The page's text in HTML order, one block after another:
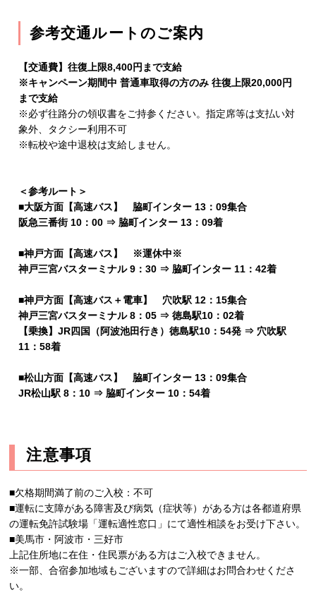
参考交通ルートのご案内
【交通費】往復上限8,400円まで支給
※キャンペーン期間中 普通車取得の方のみ 往復上限20,000円
まで支給
※必ず往路分の領収書をご持参ください。指定席等は支払い対
象外、タクシー利用不可
※転校や途中退校は支給しません。
＜参考ルート＞
■大阪方面【高速バス】 脇町インター 13：09集合
阪急三番街 10：00 ⇒ 脇町インター 13：09着
■神戸方面【高速バス】 ※運休中※
神戸三宮バスターミナル 9：30 ⇒ 脇町インター 11：42着
■神戸方面【高速バス＋電車】 穴吹駅 12：15集合
神戸三宮バスターミナル 8：05 ⇒ 徳島駅10：02着
【乗換】JR四国（阿波池田行き）徳島駅10：54発 ⇒ 穴吹駅
11：58着
■松山方面【高速バス】 脇町インター 13：09集合
JR松山駅 8：10 ⇒ 脇町インター 10：54着
注意事項
■欠格期間満了前のご入校：不可
■運転に支障がある障害及び病気（症状等）がある方は各都道府県
の運転免許試験場「運転適性窓口」にて適性相談をお受け下さい。
■美馬市・阿波市・三好市
上記住所地に在住・住民票がある方はご入校できません。
※一部、合宿参加地域もございますので詳細はお問合わせくださ
い。